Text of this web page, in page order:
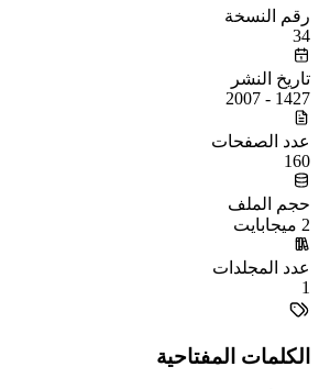
رقم النسخة
34
تاريخ النشر
1427 - 2007
عدد الصفحات
160
حجم الملف
2 ميجابايت
عدد المجلدات
1
الكلمات المفتاحية